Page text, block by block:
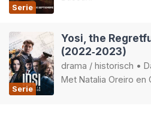
Serie
Serie
Yosi, the
(2022‑2023)
drama / historisch •
Met Natalia Oreiro en